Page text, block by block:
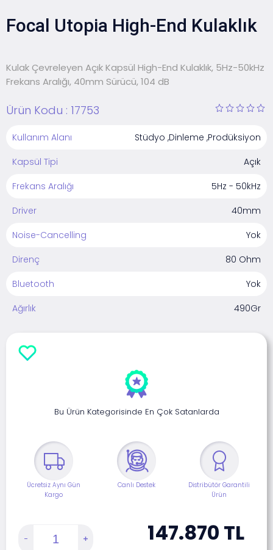
Focal Utopia High-End Kulaklık
Kulak Çevreleyen Açık Kapsül High-End Kulaklık, 5Hz-50kHz
Frekans Aralığı, 40mm Sürücü, 104 dB
Ürün Kodu : 17753
Kullanım Alanı
Stüdyo ,Dinleme ,Prodüksiyon
Kapsül Tipi
Açık
Frekans Aralığı
5Hz - 50kHz
Driver
40mm
Noise-Cancelling
Yok
Direnç
80 Ohm
Bluetooth
Yok
Ağırlık
490Gr
Bu Ürün Kategorisinde En Çok Satanlarda
Ücretsiz Aynı Gün
Kargo
Canlı Destek
Distribütör Garantili
Ürün
147.870 TL